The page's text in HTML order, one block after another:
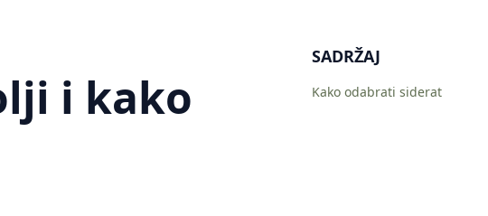
i kako
SADRŽAJ
Kako odabrati siderat